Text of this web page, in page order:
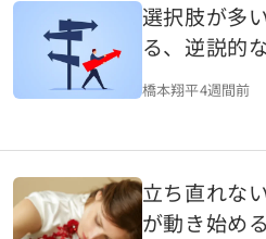
選択肢が多
る、逆説的
とは
橋本翔平4週間前
立ち直れな
が動き始め